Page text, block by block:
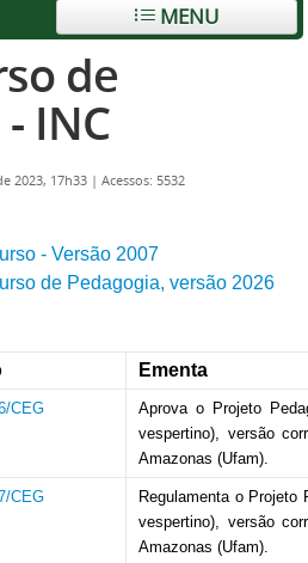
MENU
de
INC
2023, 17h33 | Acessos: 5532
- Versão 2007
de Pedagogia, versão 2026
Ementa
CEG
Aprova o Projeto
vespertino), versão
Amazonas (Ufam).
CEG
Regulamenta o Projeto
vespertino), versão
Amazonas (Ufam).